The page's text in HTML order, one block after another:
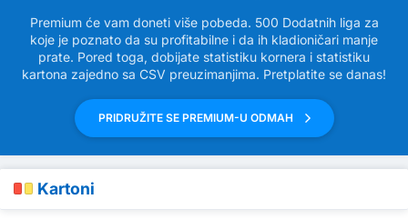
Premium će vam doneti više pobeda. 500 Dodatnih liga za
koje je poznato da su profitabilne i da ih kladioničari manje
prate. Pored toga, dobijate statistiku kornera i statistiku
kartona zajedno sa CSV preuzimanjima. Pretplatite se danas!
PRIDRUŽITE SE PREMIUM-U ODMAH
Kartoni